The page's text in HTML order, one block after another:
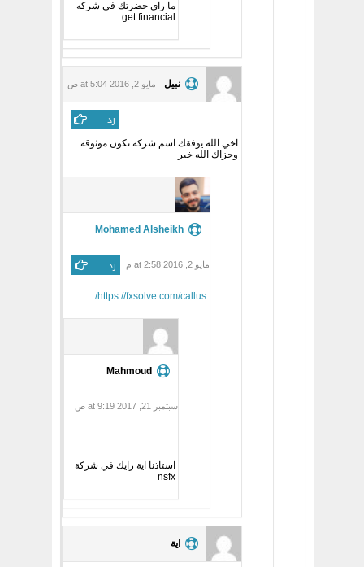
ما راي حضرتك في شركه
get financial
نبيل مايو 2, 2016 at 5:04 ص
رد
اخي الله يوفقك اسم شركة تكون موثوقة
وجزاك الله خير
Mohamed Alsheikh
مايو 2, 2016 at 2:58 م رد
https://fxsolve.com/callus/
Mahmoud
سبتمبر 21, 2017 at 9:19 ص
استاذنا اية رايك في شركة
nsfx
اية